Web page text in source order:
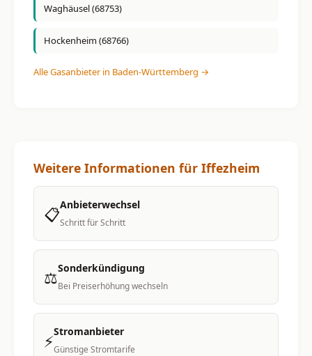
Waghäusel (68753)
Hockenheim (68766)
Alle Gasanbieter in Baden-Württemberg →
Weitere Informationen für Iffezheim
📋Anbieterwechsel
Schritt für Schritt
⚖️Sonderkündigung
Bei Preiserhöhung wechseln
⚡Stromanbieter
Günstige Stromtarife